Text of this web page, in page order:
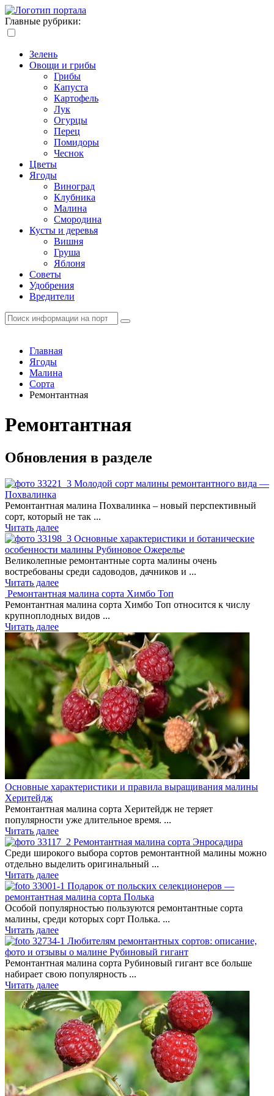
Главные рубрики:
Зелень
Овощи и грибы
Грибы
Капуста
Картофель
Лук
Огурцы
Перец
Помидоры
Чеснок
Цветы
Ягоды
Виноград
Клубника
Малина
Смородина
Кусты и деревья
Вишня
Груша
Яблоня
Советы
Удобрения
Вредители
Главная
Ягоды
Малина
Сорта
Ремонтантная
Ремонтантная
Обновления в разделе
Молодой сорт малины ремонтантного вида —
Похвалинка
Ремонтантная малина Похвалинка ­– новый перспективный
сорт, который не так ...
Читать далее
Основные характеристики и ботанические
особенности малины Рубиновое Ожерелье
Великолепные ремонтантные сорта малины очень
востребованы среди садоводов, дачников и ...
Читать далее
Ремонтантная малина сорта Химбо Топ
Ремонтантная малина сорта Химбо Топ относится к числу
крупноплодных видов ...
Читать далее
Основные характеристики и правила выращивания малины
Херитейдж
Ремонтантная малина сорта Херитейдж не теряет
популярности уже длительное время. ...
Читать далее
Ремонтантная малина сорта Энросадира
Среди широкого выбора сортов ремонтантной малины можно
отдельно выделить оригинальный ...
Читать далее
Подарок от польских селекционеров —
ремонтантная малина сорта Полька
Особой популярностью пользуются ремонтантные сорта
малины, среди которых сорт Полька. ...
Читать далее
Любителям ремонтантных сортов: описание,
фото и отзывы о малине Рубиновый гигант
Ремонтантная малина сорта Рубиновый гигант все больше
набирает свою популярность ...
Читать далее